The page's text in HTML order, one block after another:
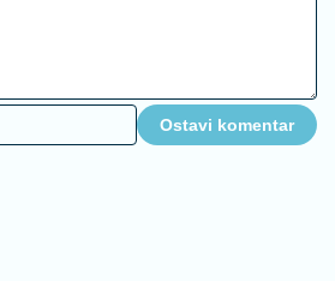
Ostavi komentar